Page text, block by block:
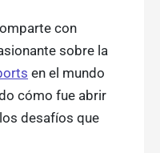
con
sobre la
en el mundo
cómo fue abrir
desafíos que